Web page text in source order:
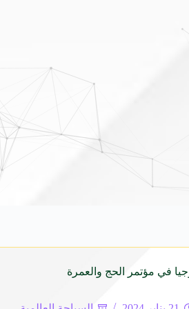
الشريفين للعمرة والزيارة لعام 1448
في مؤتمر الحج والعمرة